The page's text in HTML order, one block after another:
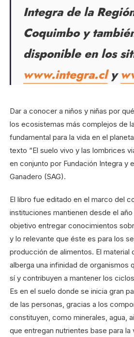
Integra de la
Coquimbo y
disponible en los
www.integra.cly
Dar a conocer a niños y niñas por
los ecosistemas más complejos de
fundamental para la vida en el
texto “El suelo vivo y las lombrices
en conjunto por Fundación Integra y
Ganadero (SAG).
El libro fue editado en el marco del
instituciones mantienen desde el
objetivo entregar conocimientos
y lo relevante que éste es para los
producción de alimentos. El material
alberga una infinidad de organismos
sí y contribuyen a mantener los
Es en el suelo donde se inicia gran
de las personas, gracias a los
constituyen, como minerales, agua,
que entregan nutrientes base para la